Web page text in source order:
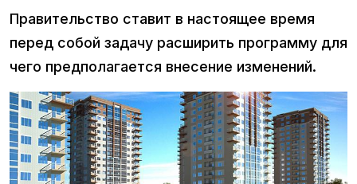
Правительство ставит в настоящее время
перед собой задачу расширить программу для
чего предполагается внесение изменений.